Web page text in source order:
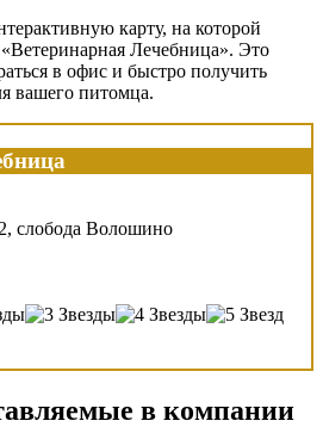
карту, на которой
Лечебница». Это
в офис и быстро получить
вашего питомца.
слобода Волошино
в компании